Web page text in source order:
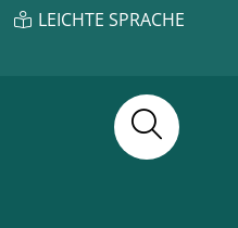
LEICHTE SPRACHE